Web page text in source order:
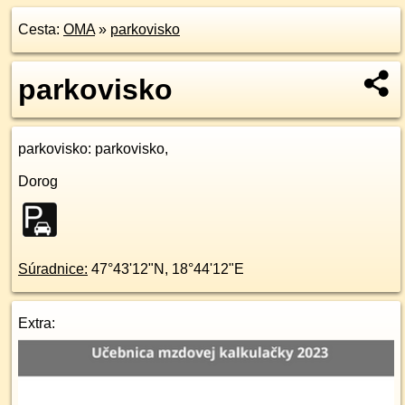
Cesta: OMA» parkovisko
parkovisko
parkovisko: parkovisko,
Dorog
Súradnice: 47°43'12"N , 18°44'12"E
Extra: